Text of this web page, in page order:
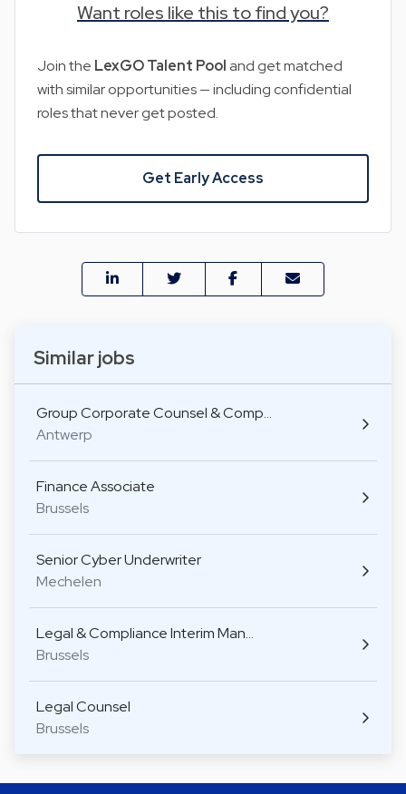
Similar jobs
Group Corporate Counsel & Comp…
Antwerp
Finance Associate
Brussels
Senior Cyber Underwriter
Mechelen
Legal & Compliance Interim Man…
Brussels
Legal Counsel
Brussels
Want roles like this to find you?
Join the LexGO Talent Pool and get matched
with similar opportunities — including confidential
roles that never get posted.
Get Early Access